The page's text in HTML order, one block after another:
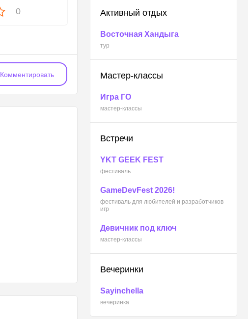
0
Комментировать
Активный отдых
Восточная Хандыга
тур
Мастер-классы
Игра ГО
мастер-классы
Встречи
YKT GEEK FEST
фестиваль
GameDevFest 2026!
фестиваль для любителей и разработчиков
игр
Девичник под ключ
мастер-классы
Вечеринки
Sayinchella
вечеринка